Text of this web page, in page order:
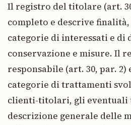
Il registro del titolare (art.
completo e descrive
categorie di interessati e di
conservazione e misure. Il
responsabile (art. 30, par. 2)
categorie di trattamenti
clienti-titolari, gli eventuali
descrizione generale delle